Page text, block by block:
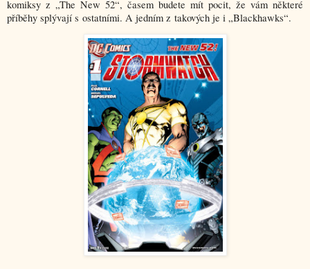
komiksy z „The New 52“, časem budete mít pocit, že vám některé
příběhy splývají s ostatními. A jedním z takových je i „Blackhawks“.